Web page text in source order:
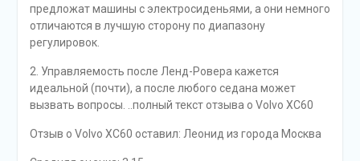
предложат машины с электросиденьями, а они немного
отличаются в лучшую сторону по диапазону
регулировок.
2. Управляемость после Ленд-Ровера кажется
идеальной (почти), а после любого седана может
вызвать вопросы. ..полный текст отзыва о Volvo XC60
Отзыв o Volvo XC60 оставил: Леонид из города Москва